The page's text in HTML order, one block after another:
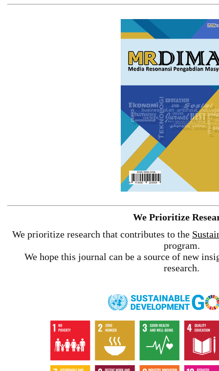
We Prioritize
We prioritize research that contributes to the
program.
We hope this journal can be a source of new
research.